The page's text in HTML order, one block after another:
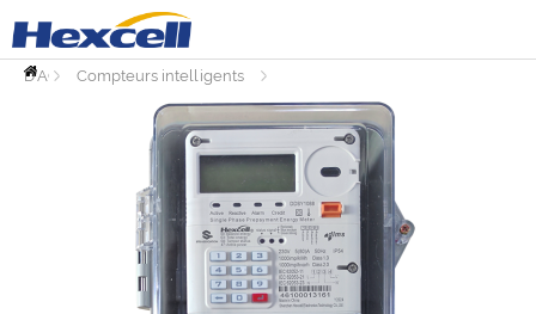
PAGE
D'ACCUEILCompteurs intelligents